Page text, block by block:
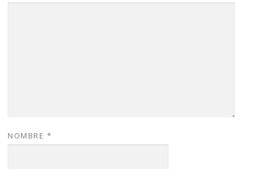
NOMBRE *